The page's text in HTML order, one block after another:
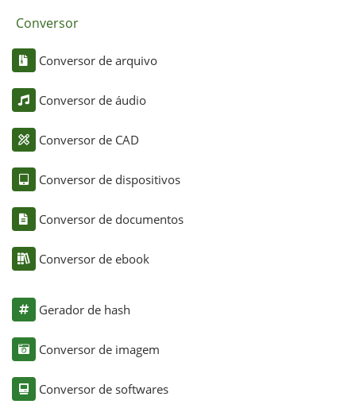
Conversor
Conversor de arquivo
Conversor de áudio
Conversor de CAD
Conversor de dispositivos
Conversor de documentos
Conversor de ebook
Gerador de hash
Conversor de imagem
Conversor de softwares